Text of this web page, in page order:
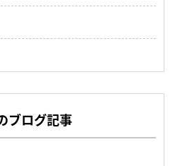
ブログ記事